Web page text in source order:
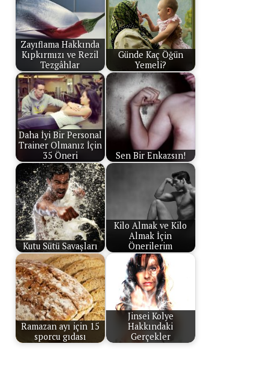
Zayıflama Hakkında
Kıpkırmızı ve Rezil
Tezgâhlar
Günde Kaç Öğün
Yemeli?
Daha İyi Bir Personal
Trainer Olmanız İçin
35 Öneri
Sen Bir Enkazsın!
Kutu Sütü Savaşları
Kilo Almak ve Kilo
Almak İçin
Önerilerim
Ramazan ayı için 15
sporcu gıdası
Jinsei Kolye
Hakkındaki
Gerçekler